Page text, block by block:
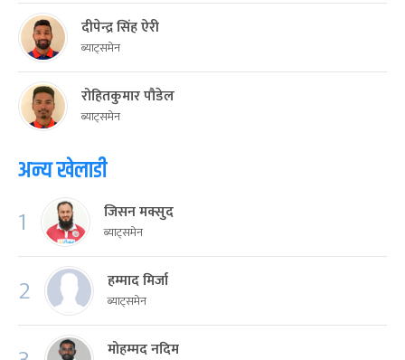
दीपेन्द्र सिंह ऐरी
ब्याट्समेन
रोहितकुमार पौडेल
ब्याट्समेन
अन्य खेलाडी
1 जिसन मक्सुद
ब्याट्समेन
2 हम्माद मिर्जा
ब्याट्समेन
मोहम्मद नदिम